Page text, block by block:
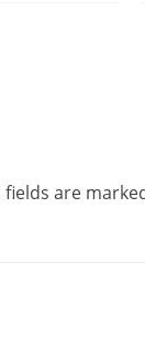
fields are